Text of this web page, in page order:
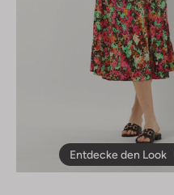
Entdecke den Look